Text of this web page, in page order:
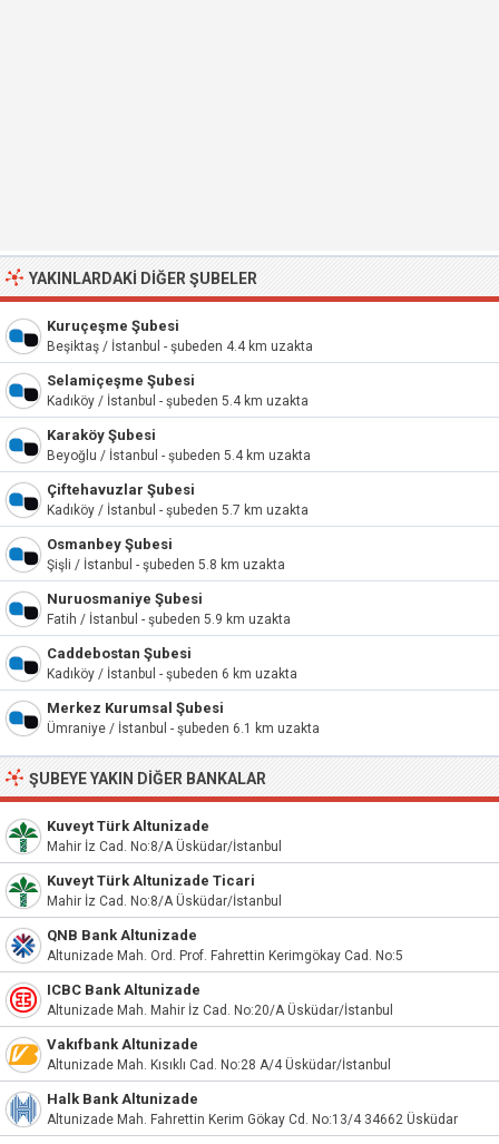
YAKINLARDAKI DIĞER ŞUBELER
Kuruçeşme Şubesi
Beşiktaş / İstanbul - şubeden 4.4 km uzakta
Selamiçeşme Şubesi
Kadıköy / İstanbul - şubeden 5.4 km uzakta
Karaköy Şubesi
Beyoğlu / İstanbul - şubeden 5.4 km uzakta
Çiftehavuzlar Şubesi
Kadıköy / İstanbul - şubeden 5.7 km uzakta
Osmanbey Şubesi
Şişli / İstanbul - şubeden 5.8 km uzakta
Nuruosmaniye Şubesi
Fatih / İstanbul - şubeden 5.9 km uzakta
Caddebostan Şubesi
Kadıköy / İstanbul - şubeden 6 km uzakta
Merkez Kurumsal Şubesi
Ümraniye / İstanbul - şubeden 6.1 km uzakta
ŞUBEYE YAKIN DIĞER BANKALAR
Kuveyt Türk Altunizade
Mahir İz Cad. No:8/A Üsküdar/İstanbul
Kuveyt Türk Altunizade Ticari
Mahir İz Cad. No:8/A Üsküdar/İstanbul
QNB Bank Altunizade
Altunizade Mah. Ord. Prof. Fahrettin Kerimgökay Cad. No:5
ICBC Bank Altunizade
Altunizade Mah. Mahir İz Cad. No:20/A Üsküdar/İstanbul
Vakıfbank Altunizade
Altunizade Mah. Kısıklı Cad. No:28 A/4 Üsküdar/İstanbul
Halk Bank Altunizade
Altunizade Mah. Fahrettin Kerim Gökay Cd. No:13/4 34662 Üsküdar